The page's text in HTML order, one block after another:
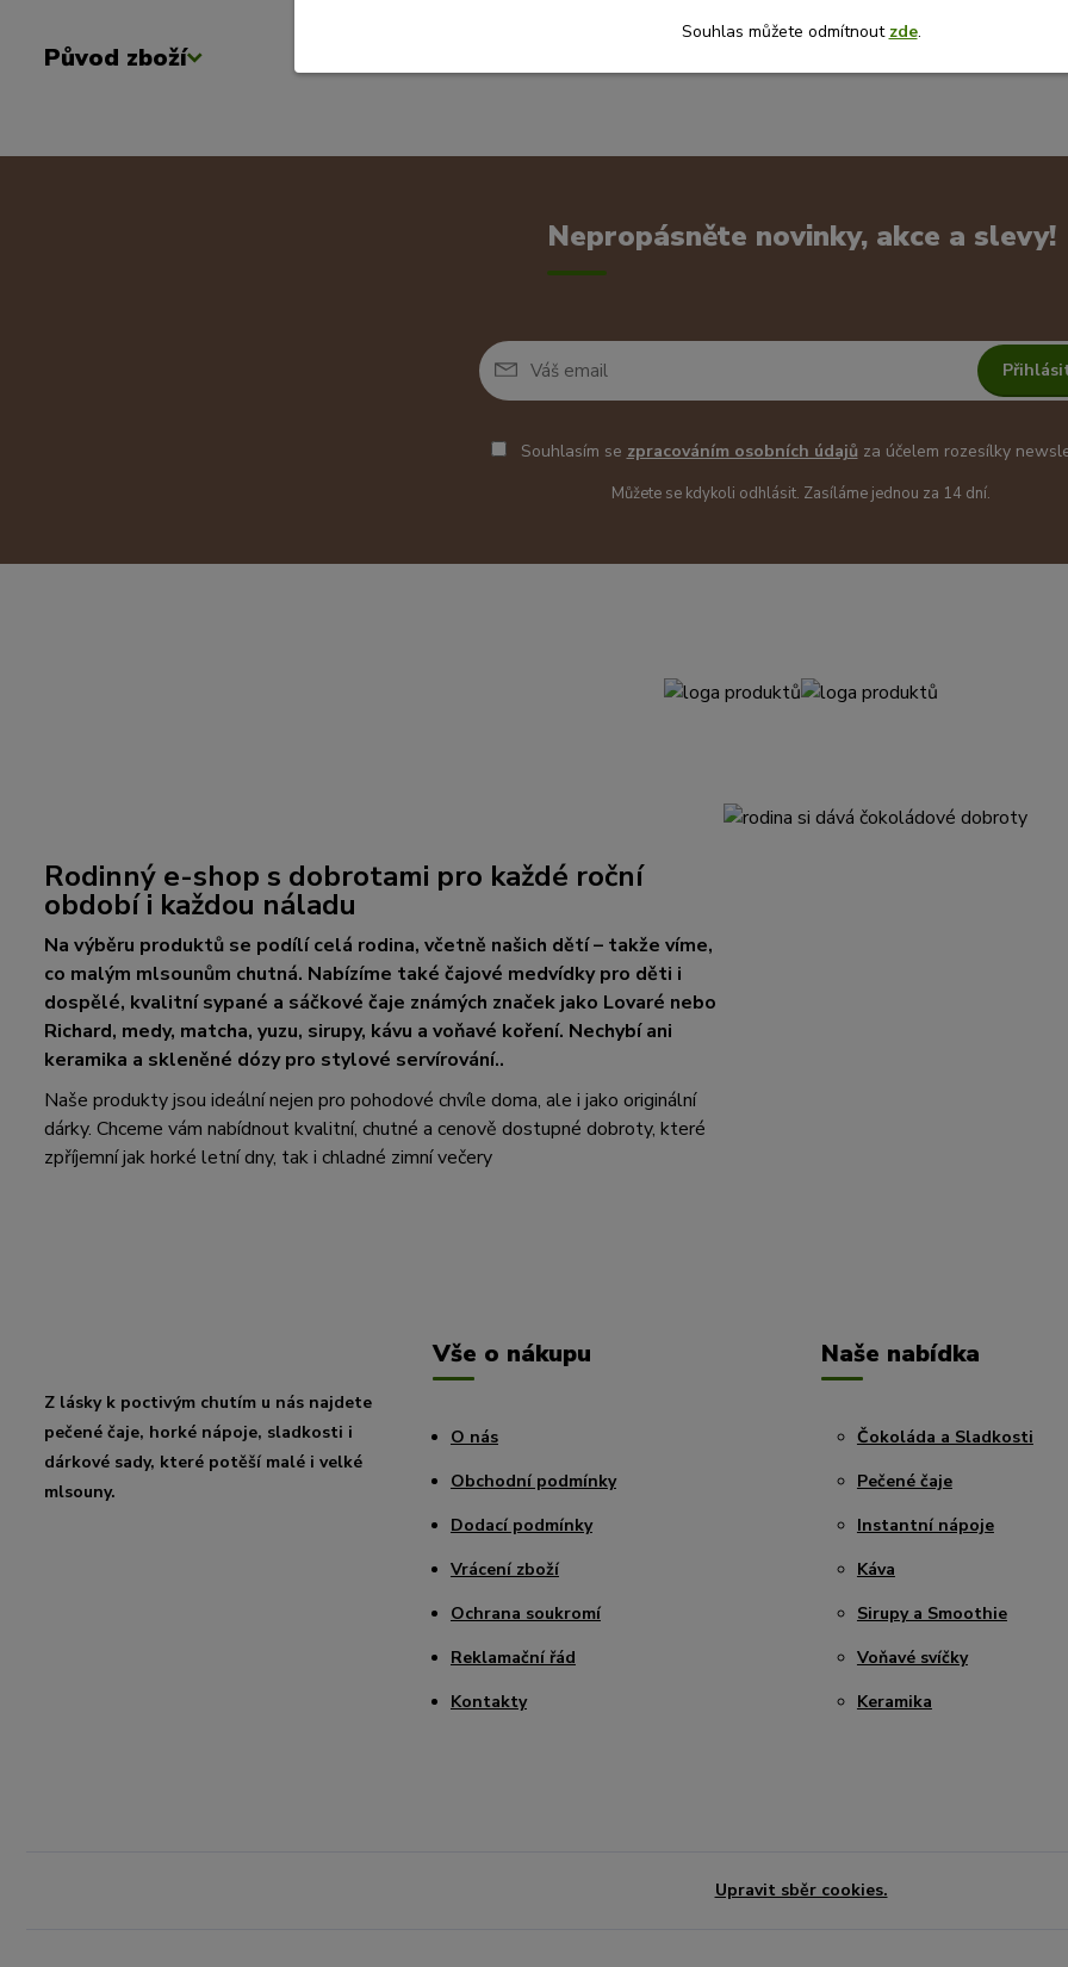
Původ zboží
Nepropásněte novinky, akce a slevy!
Souhlasím se zpracováním osobních údajů za účelem rozesílky
Můžete se kdykoli odhlásit. Zasíláme jednou za 14 dní.
Rodinný e-shop s dobrotami pro každé roční
období i každou náladu
Na výběru produktů se podílí celá rodina, včetně našich dětí – takže víme,
co malým mlsounům chutná. Nabízíme také čajové medvídky pro děti i
dospělé, kvalitní sypané a sáčkové čaje známých značek jako Lovaré nebo
Richard, medy, matcha, yuzu, sirupy, kávu a voňavé koření. Nechybí ani
keramika a skleněné dózy pro stylové servírování..
Naše produkty jsou ideální nejen pro pohodové chvíle doma, ale i jako originální
dárky. Chceme vám nabídnout kvalitní, chutné a cenově dostupné dobroty, které
zpříjemní jak horké letní dny, tak i chladné zimní večery
Z lásky k poctivým chutím u nás najdete
pečené čaje, horké nápoje, sladkosti i
dárkové sady, které potěší malé i velké
mlsouny.
Vše o nákupu
O nás
Obchodní podmínky
Dodací podmínky
Vrácení zboží
Ochrana soukromí
Reklamační řád
Kontakty
Naše nabídka
Čokoláda a Sladkosti
Pečené čaje
Instantní nápoje
Káva
Sirupy a Smoothie
Voňavé svíčky
Keramika
Upravit sběr cookies.
Souhlas můžete odmítnout zde.